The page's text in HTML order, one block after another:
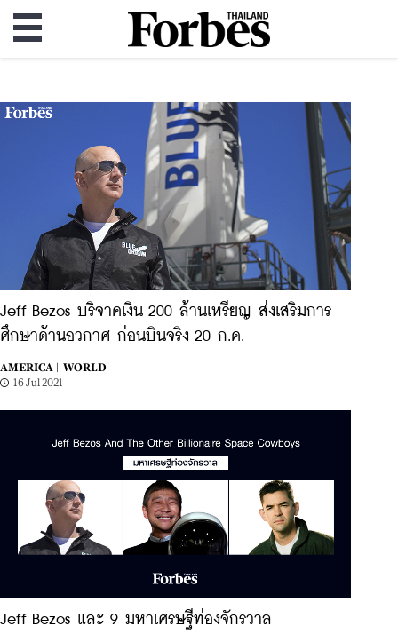
Jeff Bezos บริจาคเงิน 200 ล้านเหรียญ ส่งเสริมการ
ศึกษาด้านอวกาศ ก่อนบินจริง 20 ก.ค.
AMERICA |
WORLD
16 Jul 2021
Jeff Bezos และ 9 มหาเศรษฐีท่องจักรวาล